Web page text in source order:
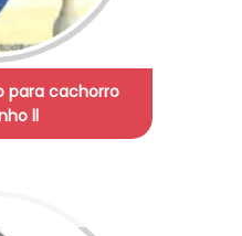
para cachorro
ll